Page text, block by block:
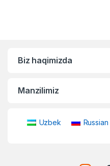
Biz haqimizda
Manzilimiz
Uzbek Russian